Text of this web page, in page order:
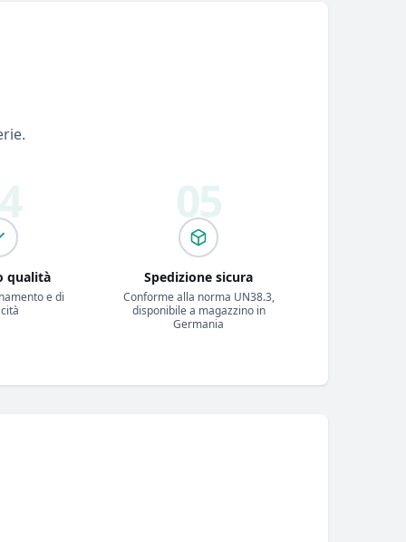
qualità
e di
Spedizione sicura
Conforme alla norma UN38.3,
disponibile a magazzino in
Germania